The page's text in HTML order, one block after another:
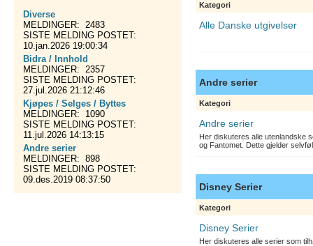
Diverse
MELDINGER: 2483
SISTE MELDING POSTET:
10.jan.2026 19:00:34
Bidra / Innhold
MELDINGER: 2357
SISTE MELDING POSTET:
27.jul.2026 21:12:46
Kjøpes / Selges / Byttes
MELDINGER: 1090
SISTE MELDING POSTET:
11.jul.2026 14:13:15
Andre serier
MELDINGER: 898
SISTE MELDING POSTET:
09.des.2019 08:37:50
Kategori
Alle Danske utgivelser
Andre serier
Kategori
Andre serier
Her diskuteres alle utenlandske
og Fantomet. Dette gjelder
Disney Serier
Kategori
Disney Serier
Her diskuteres alle serier som